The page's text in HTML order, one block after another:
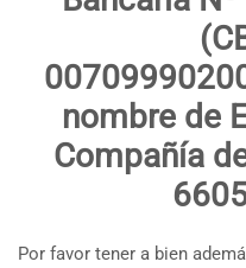
nombre de
Compañía
Por favor tener a bien